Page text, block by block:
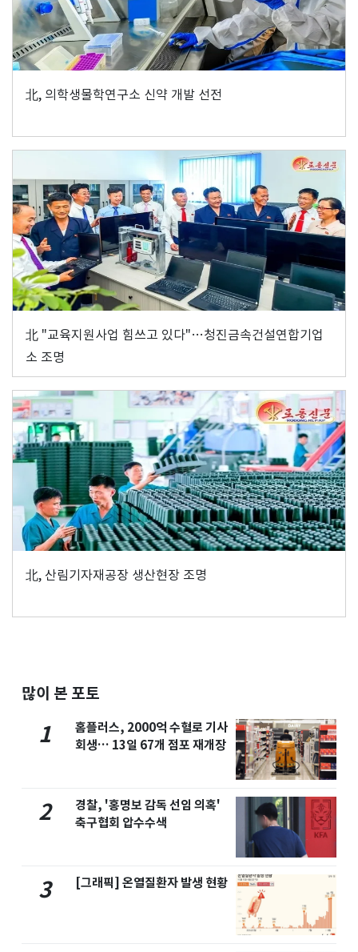
北, 의학생물학연구소 신약 개발 선전
北 "교육지원사업 힘쓰고 있다"…청진금속건설연합기업
소 조명
北, 산림기자재공장 생산현장 조명
많이 본 포토
1
홈플러스, 2000억 수혈로 기사
회생… 13일 67개 점포 재개장
2
경찰, '홍명보 감독 선임 의혹'
축구협회 압수수색
3 [그래픽] 온열질환자 발생 현황